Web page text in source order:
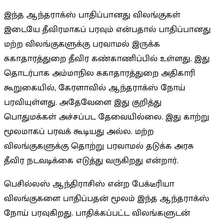
இந்த ஆந்தராக்ஸ் பாதிப்பானது விலங்குகள்
இடையே தீவிரமாகப் பரவும் என்பதால் பாதிப்பானது
மற்ற விலங்குகளுக்கு பரவாமல் இருக்க
சுகாதாரத்துறை தீவிர கண்காணிப்பில் உள்ளது. இது
தொடர்பாக அம்மாநில சுகாதாரத்துறை அதிகாரி
கூறுகையில், கேரளாவில் ஆந்தராக்ஸ் நோய்
பரவியுள்ளது. அதேவேளை இது குறித்து
பொதுமக்கள் அச்சப்பட தேவையில்லை. இது காற்று
மூலமாகப் பரவக் கூடியது அல்ல. மற்ற
விலங்குகளுக்கு தொற்று பரவாமல் தடுக்க அரசு
தீவிர நடவடிக்கை எடுத்து வருகிறது என்றார்.
பெசில்லஸ் ஆந்திராசிஸ் என்ற பேக்டீரியா
விலங்குகளை பாதிப்பதன் மூலம் இந்த ஆந்தராக்ஸ்
நோய் பரவுகிறது. பாதிக்கப்பட்ட விலங்களுடன்